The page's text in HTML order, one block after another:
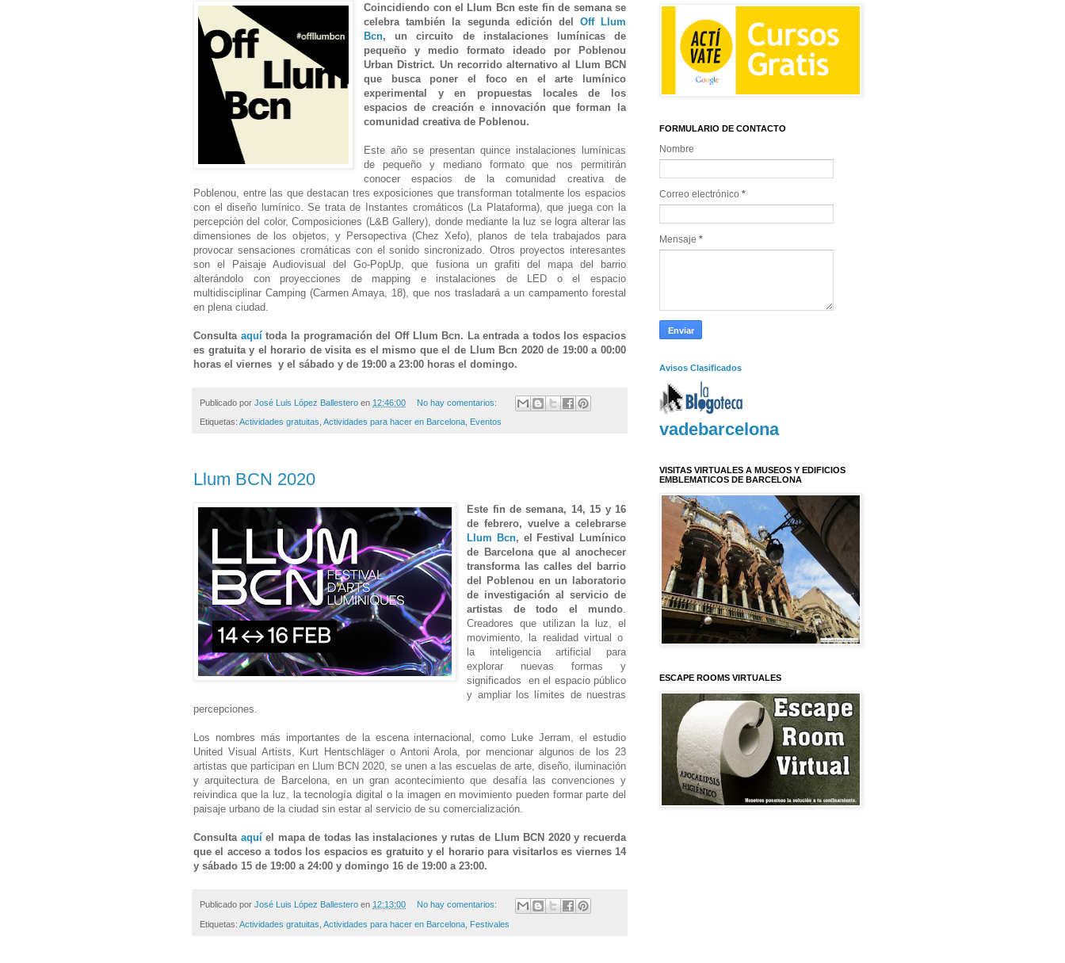
Coincidiendo con el Llum Bcn este fin de semana se
celebra también la segunda edición del Off Llum
Bcn, un circuito de instalaciones lumínicas de
pequeño y medio formato ideado por Poblenou
Urban District. Un recorrido alternativo al Llum BCN
que busca poner el foco en el arte lumínico
experimental y en propuestas locales de los
espacios de creación e innovación que forman la
comunidad creativa de Poblenou.
Este año se presentan quince instalaciones lumínicas
de pequeño y mediano formato que nos permitirán
conocer espacios de la comunidad creativa de
Poblenou, entre las que destacan tres exposiciones que transforman totalmente los espacios
con el diseño lumínico. Se trata de Instantes cromáticos (La Plataforma), que juega con la
percepción del color,Composiciones (L&B Gallery), donde mediante la luz se logra alterar las
dimensiones de los objetos, y Persopectiva(Chez Xefo), planos de tela trabajados para
provocar sensaciones cromáticas con el sonido sincronizado. Otros proyectos interesantes
son el Paisaje Audiovisual del Go-PopUp, que fusiona un grafiti del mapa del barrio
alterándolo con proyecciones de mapping e instalaciones de LED o el espacio
multidisciplinarCamping (Carmen Amaya, 18), que nos trasladará a un campamento forestal
en plena ciudad.
Consulta aquítoda la programación del Off Llum Bcn. La entrada a todos los espacios
es gratuita y el horario de visita es el mismo que el de Llum Bcn 2020 de 19:00 a 00:00
horas el viernes y el sábado y de 19:00 a 23:00 horas el domingo.
Publicado por José Luis López Ballestero en 12:46:00 No hay comentarios:
Etiquetas: Actividades gratuitas Actividades para hacer en Barcelona Eventos
Llum BCN 2020
Este fin de semana, 14, 15 y 16
de febrero, vuelve a celebrarse
Llum Bcn, el Festival Lumínico
de Barcelona que al anochecer
transforma las calles del barrio
del Poblenou en un laboratorio
de investigación al servicio de
artistas de todo el mundo.
Creadores que utilizan la luz, el
movimiento, la realidad virtual o
la inteligencia artificial para
explorar nuevas formas y
significados en el espacio público
y ampliar los límites de nuestras
percepciones.
Los nombres más importantes de la escena internacional, como Luke Jerram, el estudio
United Visual Artists, Kurt Hentschläger o Antoni Arola, por mencionar algunos de los 23
artistas que participan en Llum BCN 2020, se unen a las escuelas de arte, diseño, iluminación
y arquitectura de Barcelona, en un gran acontecimiento que desafía las convenciones y
reivindica que la luz, la tecnología digital o la imagen en movimiento pueden formar parte del
paisaje urbano de la ciudad sin estar al servicio de su comercialización.
Consulta aquíel mapa de todas las instalaciones y rutas de Llum BCN 2020 y recuerda
que el acceso a todos los espacios es gratuito y el horario para visitarlos es viernes 14
y sábado 15 de 19:00 a 24:00 y domingo 16 de 19:00 a 23:00.
Publicado por José Luis López Ballestero en 12:13:00 No hay comentarios:
Etiquetas: Actividades gratuitas Actividades para hacer en Barcelona Festivales
FORMULARIO DE CONTACTO
Nombre
Correo electrónico *
Mensaje *
Avisos Clasificados
vadebarcelona
VISITAS VIRTUALES A MUSEOS Y EDIFICIOS
EMBLEMATICOS DE BARCELONA
ESCAPE ROOMS VIRTUALES